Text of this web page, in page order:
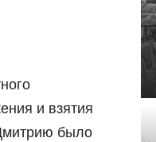
и взятия
было